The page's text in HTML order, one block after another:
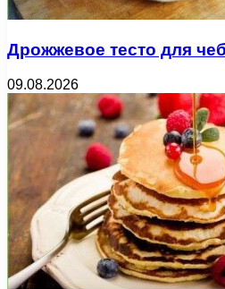
Дрожжевое тесто для
09.08.2026